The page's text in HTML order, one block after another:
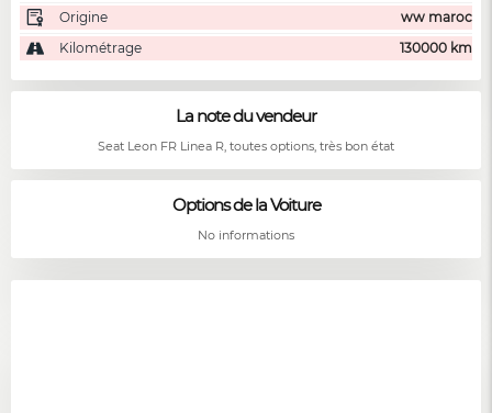
Origine
ww maroc
Kilométrage
130000 km
La note du vendeur
Seat Leon FR Linea R, toutes options, très bon état
Options de la Voiture
No informations